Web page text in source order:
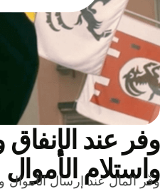
عند الإنفاق
الأموال